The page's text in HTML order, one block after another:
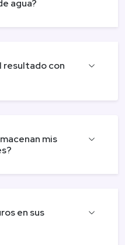
agua?
resultado con
mis
en sus